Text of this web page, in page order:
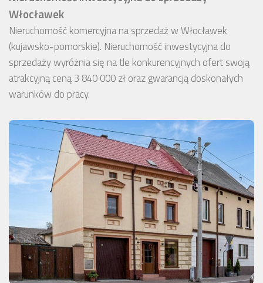
Włocławek
Nieruchomość komercyjna na sprzedaż w Włocławek
(kujawsko-pomorskie). Nieruchomość inwestycyjna do
sprzedaży wyróżnia się na tle konkurencyjnych ofert swoją
atrakcyjną ceną 3 840 000 zł oraz gwarancją doskonałych
warunków do pracy.